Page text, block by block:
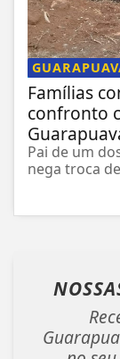
Famílias
confronto
Pai de um
nega troca